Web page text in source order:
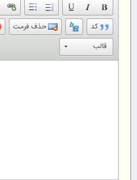
کد
حذف فرمت
قالب